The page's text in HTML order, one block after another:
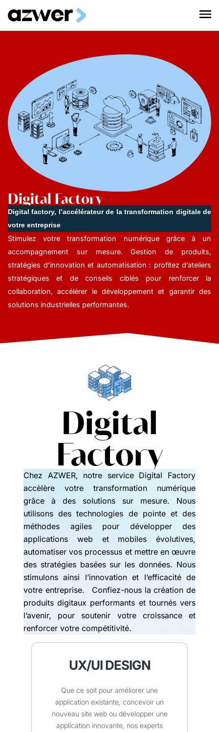
Digital Factory
Digital factory, l’accélérateur de la transformation digitale de
votre entreprise
Stimulez votre transformation numérique grâce à un
accompagnement sur mesure. Gestion de produits,
stratégies d’innovation et automatisation : profitez d’ateliers
stratégiques et de conseils ciblés pour renforcer la
collaboration, accélérer le développement et garantir des
solutions industrielles performantes.
Digital
Factory
Chez AZWER, notre service Digital Factory
accèlère votre transformation numérique
grâce à des solutions sur mesure. Nous
utilisons des technologies de pointe et des
méthodes agiles pour développer des
applications web et mobiles évolutives,
automatiser vos processus et mettre en œuvre
des stratégies basées sur les données. Nous
stimulons ainsi l’innovation et l’efficacité de
votre entreprise. Confiez-nous la création de
produits digitaux performants et tournés vers
l’avenir, pour soutenir votre croissance et
renforcer votre compétitivité.
UX/UI DESIGN
Que ce soit pour améliorer une
application existante, concevoir un
nouveau site web ou développer une
application innovante, nos experts